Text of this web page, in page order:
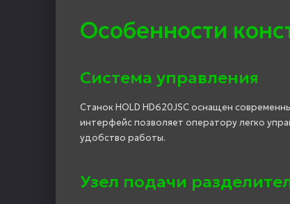
Особенности
Система управления
Станок HOLD HD620JSC оснащен
интерфейс позволяет оператору легко
удобство работы.
Узел подачи